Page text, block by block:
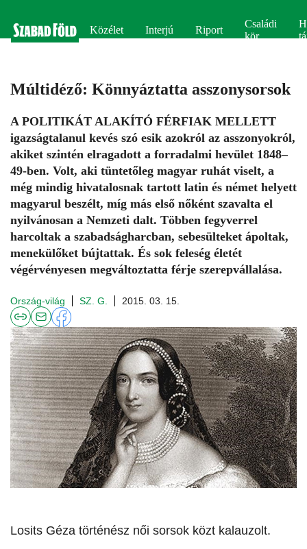
Közélet Interjú Riport
Családi
kör
Múltidéző: Könnyáztatta asszonysorsok
A POLITIKÁT ALAKÍTÓ FÉRFIAK MELLETT
igazságtalanul kevés szó esik azokról az asszonyokról,
akiket szintén elragadott a forradalmi hevület 1848–
49-ben. Volt, aki tüntetőleg magyar ruhát viselt, a
még mindig hivatalosnak tartott latin és német helyett
magyarul beszélt, míg más első nőként szavalta el
nyilvánosan a Nemzeti dalt. Többen fegyverrel
harcoltak a szabadságharcban, sebesülteket ápoltak,
menekülőket bújtattak. És sok feleség életét
végérvényesen megváltoztatta férje szerepvállalása.
Ország-világ SZ. G. 2015. 03. 15.
Losits Géza történész női sorsok közt kalauzolt.